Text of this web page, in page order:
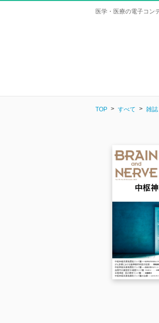
医学・医療の電子コン
TOP すべて 雑誌